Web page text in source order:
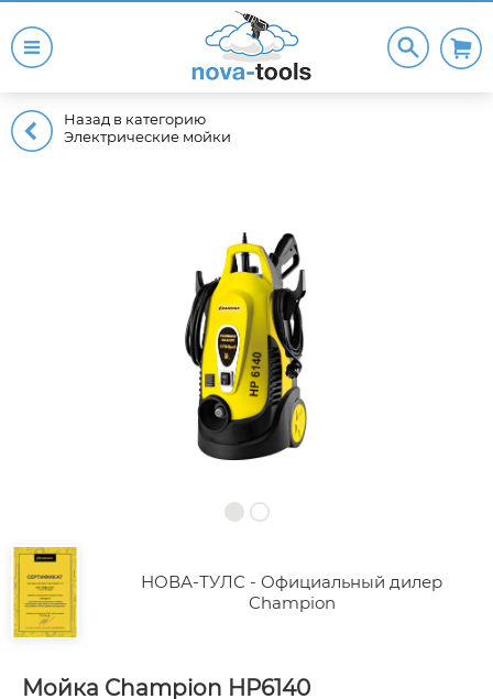
Назад в категорию
Электрические мойки
НОВА-ТУЛС - Официальный дилер
Champion
Мойка Champion HP6140